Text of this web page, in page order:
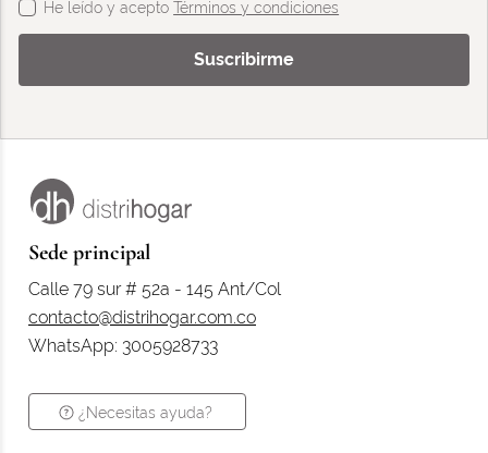
He leído y aceptoTérminos y condiciones
Suscribirme
Sede principal
Calle 79 sur # 52a - 145 Ant/Col
contacto@distrihogar.com.co
WhatsApp: 3005928733
¿Necesitas ayuda?